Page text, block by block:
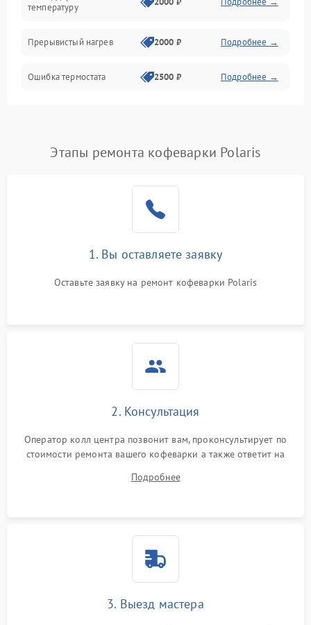
температуру
Прерывистый нагрев 2000 ₽ Подробнее →
Ошибка термостата 2500 ₽ Подробнее →
Этапы ремонта кофеварки Polaris
1. Вы оставляете заявку
Оставьте заявку на ремонт кофеварки Polaris
2. Консультация
Оператор колл центра позвонит вам, проконсультирует по
стоимости ремонта вашего кофеварки а также ответит на
Подробнее
3. Выезд мастера